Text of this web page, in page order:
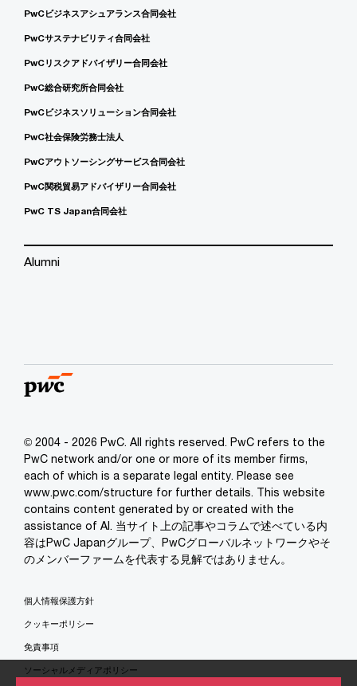
PwCビジネスアシュアランス合同会社
PwCサステナビリティ合同会社
PwCリスクアドバイザリー合同会社
PwC総合研究所合同会社
PwCビジネスソリューション合同会社
PwC社会保険労務士法人
PwCアウトソーシングサービス合同会社
PwC関税貿易アドバイザリー合同会社
PwC TS Japan合同会社
Alumni
© 2004 - 2026 PwC. All rights reserved. PwC refers to the
PwC network and/or one or more of its member firms,
each of which is a separate legal entity. Please see
www.pwc.com/structure for further details. This website
contains content generated by or created with the
assistance of AI. 当サイト上の記事やコラムで述べている内
容はPwC Japanグループ、PwCグローバルネットワークやそ
のメンバーファームを代表する見解ではありません。
個人情報保護方針
クッキーポリシー
免責事項
ソーシャルメディアポリシー